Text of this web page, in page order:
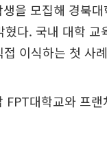
을 모집해 경북대
다. 국내 대학 교
이식하는 첫 사
FPT대학교와 프랜